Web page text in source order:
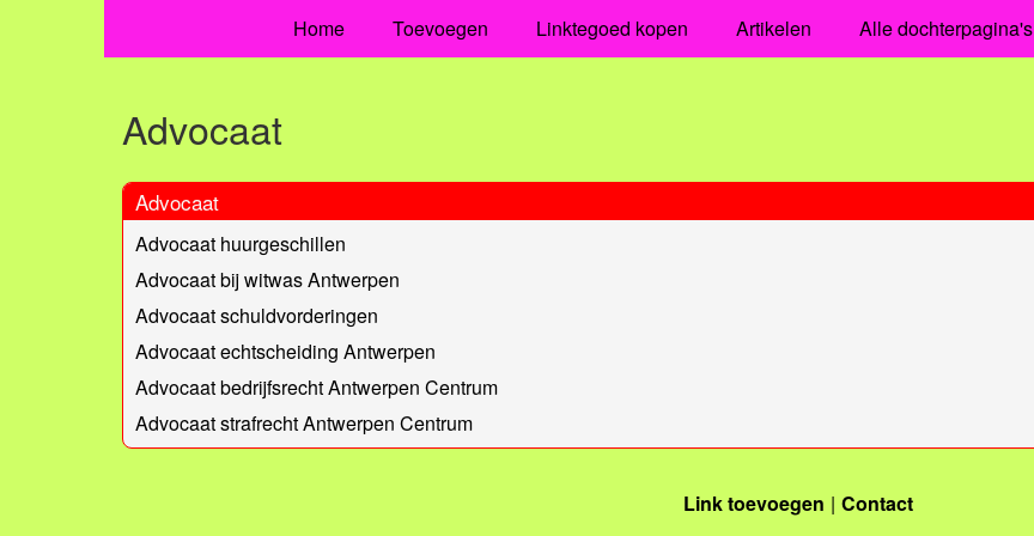
Home Toevoegen Linktegoed kopen Artikelen Alle dochterpagina's
Advocaat
Advocaat
Advocaat huurgeschillen
Advocaat bij witwas Antwerpen
Advocaat schuldvorderingen
Advocaat echtscheiding Antwerpen
Advocaat bedrijfsrecht Antwerpen Centrum
Advocaat strafrecht Antwerpen Centrum
Link toevoegen Contact